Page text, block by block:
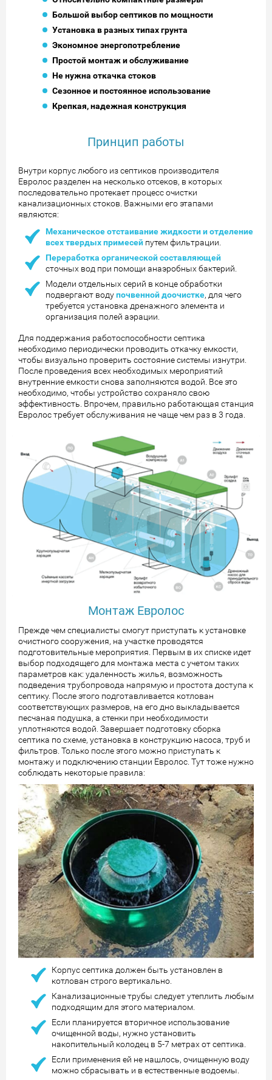
Большой выбор септиков по мощности
Установка в разных типах грунта
Экономное энергопотребление
Простой монтаж и обслуживание
Не нужна откачка стоков
Сезонное и постоянное использование
Крепкая, надежная конструкция
Принцип работы
Внутри корпус любого из септиков производителя
Евролос разделен на несколько отсеков, в которых
последовательно протекает процесс очистки
канализационных стоков. Важными его этапами
являются:
Механическое отстаивание жидкости и отделение
всех твердых примесей путем фильтрации.
Переработка органической составляющей
сточных вод при помощи анаэробных бактерий.
Модели отдельных серий в конце обработки
подвергают водупочвенной доочистке, для чего
требуется установка дренажного элемента и
организация полей аэрации.
Для поддержания работоспособности септика
необходимо периодически проводить откачку емкости,
чтобы визуально проверить состояние системы изнутри.
После проведения всех необходимых мероприятий
внутренние емкости снова заполняются водой. Все это
необходимо, чтобы устройство сохраняло свою
эффективность. Впрочем, правильно работающая станция
Евролос требует обслуживания не чаще чем раз в 3 года.
Монтаж Евролос
Прежде чем специалисты смогут приступать к установке
очистного сооружения, на участке проводятся
подготовительные мероприятия. Первым в их списке идет
выбор подходящего для монтажа места с учетом таких
параметров как: удаленность жилья, возможность
подведения трубопровода напрямую и простота доступа к
септику. После этого подготавливается котлован
соответствующих размеров, на его дно выкладывается
песчаная подушка, а стенки при необходимости
уплотняются водой. Завершает подготовку сборка
септика по схеме, установка в конструкцию насоса, труб и
фильтров. Только после этого можно приступать к
монтажу и подключению станции Евролос. Тут тоже нужно
соблюдать некоторые правила:
Корпус септика должен быть установлен в
котлован строго вертикально.
Канализационные трубы следует утеплить любым
подходящим для этого материалом.
Если планируется вторичное использование
очищенной воды, нужно установить
накопительный колодец в 5-7 метрах от септика.
Если применения ей не нашлось, очищенную воду
можно сбрасывать и в естественные водоемы.